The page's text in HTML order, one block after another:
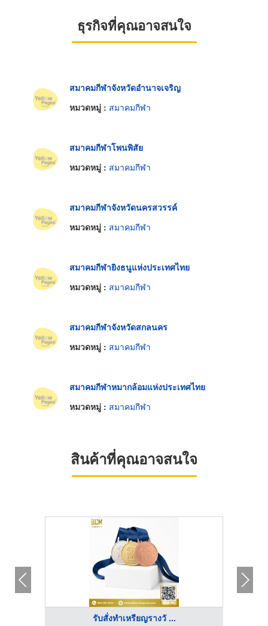
ธุรกิจที่คุณอาจสนใจ
สมาคมกีฬาจังหวัดอำนาจเจริญ
หมวดหมู่ : สมาคมกีฬา
สมาคมกีฬาโพนพิสัย
หมวดหมู่ : สมาคมกีฬา
สมาคมกีฬาจังหวัดนครสวรรค์
หมวดหมู่ : สมาคมกีฬา
สมาคมกีฬายิงธนูแห่งประเทศไทย
หมวดหมู่ : สมาคมกีฬา
สมาคมกีฬาจังหวัดสกลนคร
หมวดหมู่ : สมาคมกีฬา
สมาคมกีฬาหมากล้อมแห่งประเทศไทย
หมวดหมู่ : สมาคมกีฬา
สินค้าที่คุณอาจสนใจ
รับสั่งทำเหรียญรางวั ...